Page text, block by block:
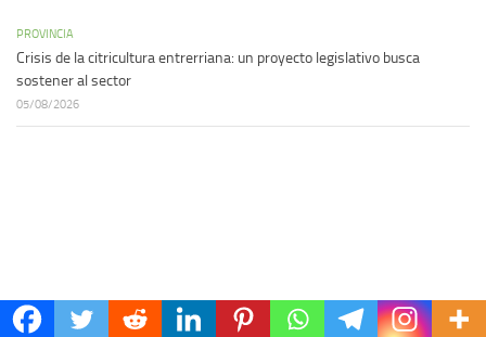
PROVINCIA
Crisis de la citricultura entrerriana: un proyecto legislativo busca
sostener al sector
05/08/2026